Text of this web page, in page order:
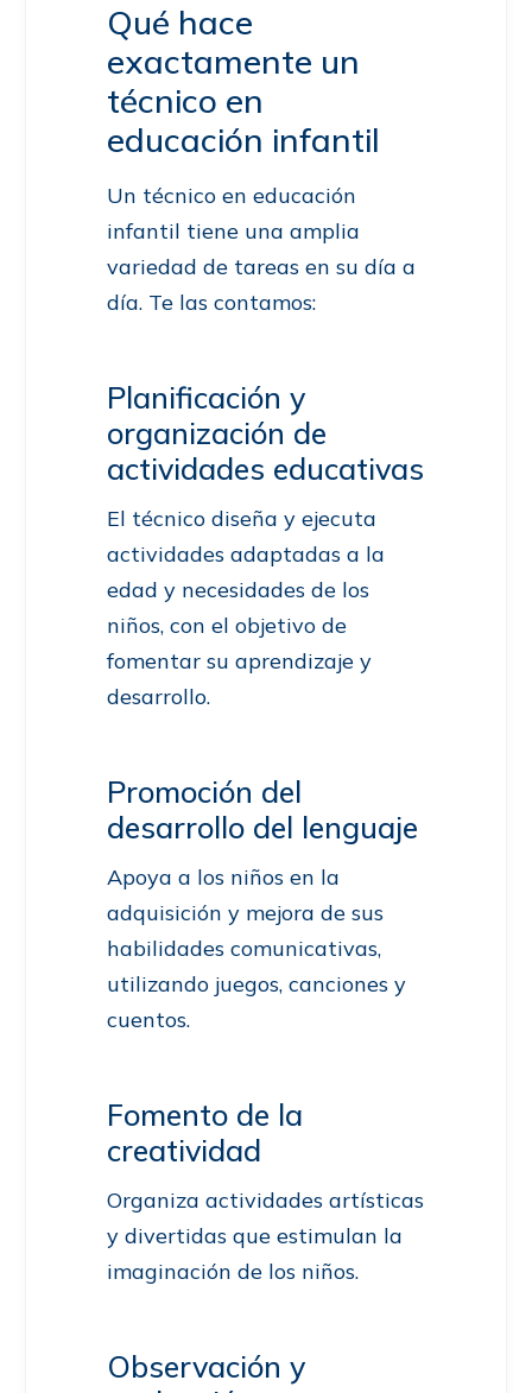
Qué hace
exactamente un
técnico en
educación infantil
Un técnico en educación
infantil tiene una amplia
variedad de tareas en su día a
día. Te las contamos:
Planificación y
organización de
actividades educativas
El técnico diseña y ejecuta
actividades adaptadas a la
edad y necesidades de los
niños, con el objetivo de
fomentar su aprendizaje y
desarrollo.
Promoción del
desarrollo del lenguaje
Apoya a los niños en la
adquisición y mejora de sus
habilidades comunicativas,
utilizando juegos, canciones y
cuentos.
Fomento de la
creatividad
Organiza actividades artísticas
y divertidas que estimulan la
imaginación de los niños.
Observación y